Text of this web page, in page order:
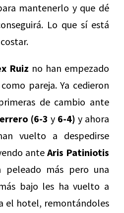
mantenerlo y que dé
Lo que sí está
Ruiz no han empezado
pareja. Ya cedieron
de cambio ante
(6-3 y 6-4) y ahora
vuelto a despedirse
ante Aris Patiniotis
peleado más pero una
bajo les ha vuelto a
el hotel, remontándoles